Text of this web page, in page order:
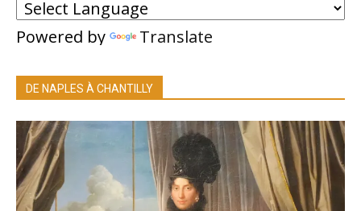
Powered by Translate
DE NAPLES À CHANTILLY